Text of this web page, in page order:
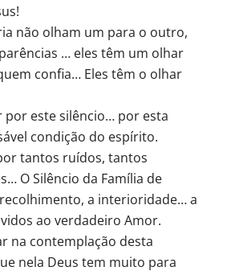
não olham um para o outro,
… eles têm um olhar
confia… Eles têm o olhar
por este silêncio… por esta
condição do espírito.
tantos ruídos, tantos
O Silêncio da Família de
a interioridade… a
ao verdadeiro Amor.
na contemplação desta
nela Deus tem muito para